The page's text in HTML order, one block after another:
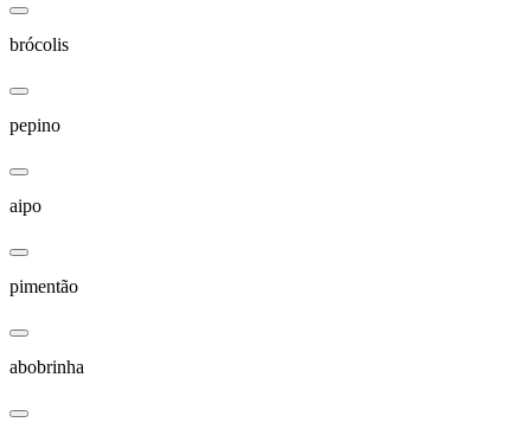
brócolis
pepino
aipo
pimentão
abobrinha